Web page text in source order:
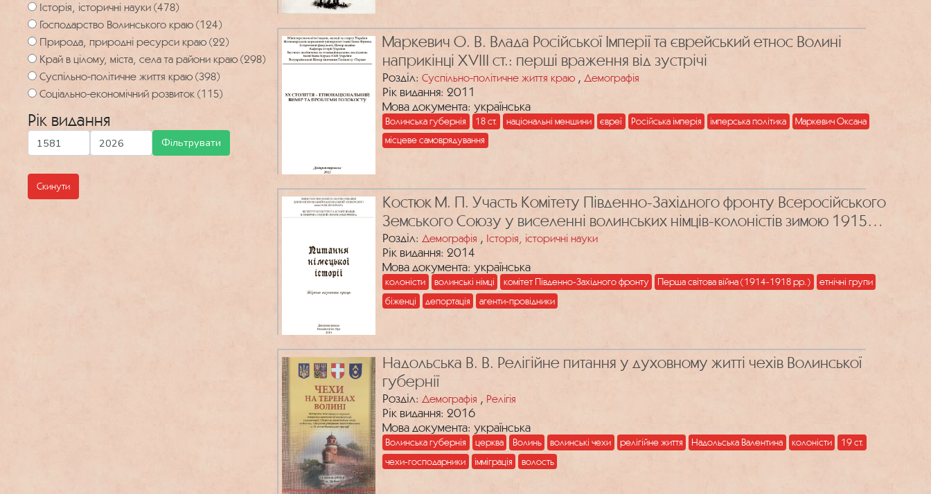
Історія, історичні науки (478)
Господарство Волинського краю (124)
Природа, природні ресурси краю (22)
Край в цілому, міста, села та райони краю (298)
Суспільно-політичне життя краю (398)
Соціально-економічний розвиток (115)
Рік видання
Скинути
Маркевич О. В. Влада Російської Імперії та єврейський етнос Волині
наприкінці ХVIII ст.: перші враження від зустрічі
Розділ: Суспільно-політичне життя краю , Демографія
Рік видання: 2011
Мова документа: українська
Волинська губернія 18 ст. національні меншини євреї Російська імперія імперська політика
Маркевич Оксана
місцеве самоврядування
Костюк М. П. Участь Комітету Південно-Західного фронту Всеросійського
Земського Союзу у виселенні волинських німців-колоністів зимою 1915–
1916 р.
Розділ: Демографія , Історія, історичні науки
Рік видання: 2014
Мова документа: українська
колоністи волинські німці комітет Південно-Західного фронту Перша світова війна (1914-1918 рр.)
етнічні групи
біженці
депортація агенти-провідники
Надольська В. В. Релігійне питання у духовному житті чехів Волинської
губернії
Розділ: Демографія , Релігія
Рік видання: 2016
Мова документа: українська
Волинська губернія церква Волинь волинські чехи релігійне життя Надольська Валентина колоністи
19 ст.
чехи-господарники
імміграція волость